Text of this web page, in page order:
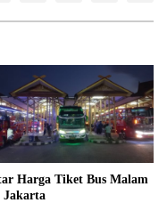
Harga Tiket Bus Malam
Jakarta